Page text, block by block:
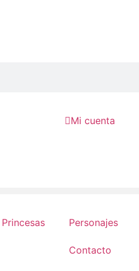
Mi cuenta
Princesas Personajes
Contacto